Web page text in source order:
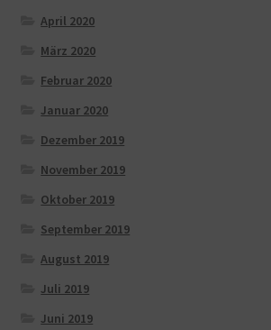
April 2020
März 2020
Februar 2020
Januar 2020
Dezember 2019
November 2019
Oktober 2019
September 2019
August 2019
Juli 2019
Juni 2019